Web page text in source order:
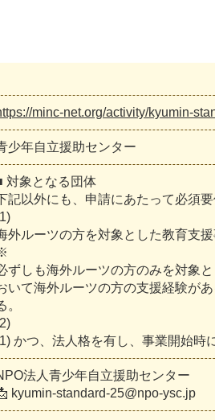
minc-net.org/activity/kyumin-
少年自立援助センター
対象となる団体
記以外にも、申請にあたって必須
外ルーツの方を対象とした教育支
ずしも海外ルーツの方のみを対象
いて海外ルーツの方の支援経験が
。
かつ、法⼈格を有し、事業開始時
法人青少年自立援助センター
kyumin-standard-25@npo-ysc.jp